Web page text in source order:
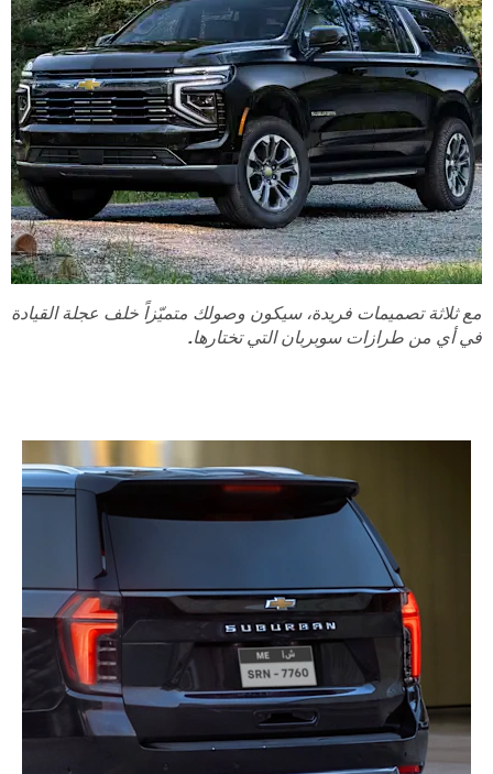
مع ثلاثة تصميمات فريدة، سيكون وصولك متميّزاً خلف عجلة القيادة
في أي من طرازات سوبربان التي تختارها.